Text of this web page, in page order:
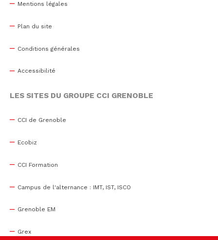
Mentions légales
Plan du site
Conditions générales
Accessibilité
LES SITES DU GROUPE CCI GRENOBLE
CCI de Grenoble
Ecobiz
CCI Formation
Campus de l'alternance : IMT, IST, ISCO
Grenoble EM
Grex